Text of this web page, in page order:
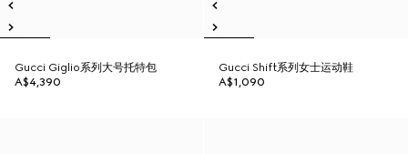
Gucci Giglio系列大号托特包
A$4,390
Gucci Shift系列女士运动鞋
A$1,090